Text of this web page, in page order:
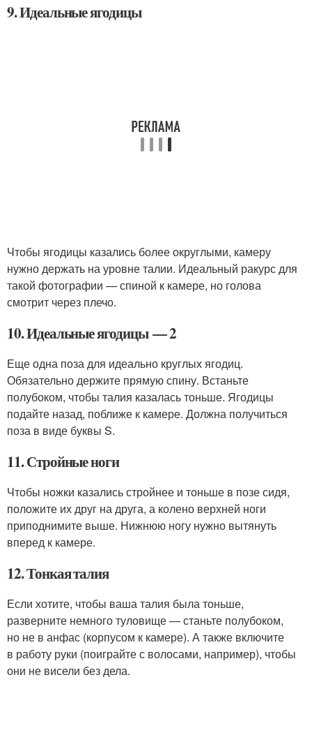
9. Идеальные ягодицы
Чтобы ягодицы казались более округлыми, камеру
нужно держать на уровне талии. Идеальный ракурс для
такой фотографии — спиной к камере, но голова
смотрит через плечо.
10. Идеальные ягодицы — 2
Еще одна поза для идеально круглых ягодиц.
Обязательно держите прямую спину. Встаньте
полубоком, чтобы талия казалась тоньше. Ягодицы
подайте назад, поближе к камере. Должна получиться
поза в виде буквы S.
11. Стройные ноги
Чтобы ножки казались стройнее и тоньше в позе сидя,
положите их друг на друга, а колено верхней ноги
приподнимите выше. Нижнюю ногу нужно вытянуть
вперед к камере.
12. Тонкая талия
Если хотите, чтобы ваша талия была тоньше,
разверните немного туловище — станьте полубоком,
но не в анфас (корпусом к камере). А также включите
в работу руки (поиграйте с волосами, например), чтобы
они не висели без дела.